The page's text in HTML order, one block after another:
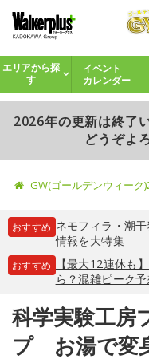
エリアから探
す
イベント
カレンダー
2026年の更新は終了
どうぞよ
GW(ゴールデンウィーク
おすすめ ネモフィラ ・ 潮干
情報を大特集
おすすめ
【最大12連休も
ら？混雑ピーク
科学実験工房
プ お湯で変